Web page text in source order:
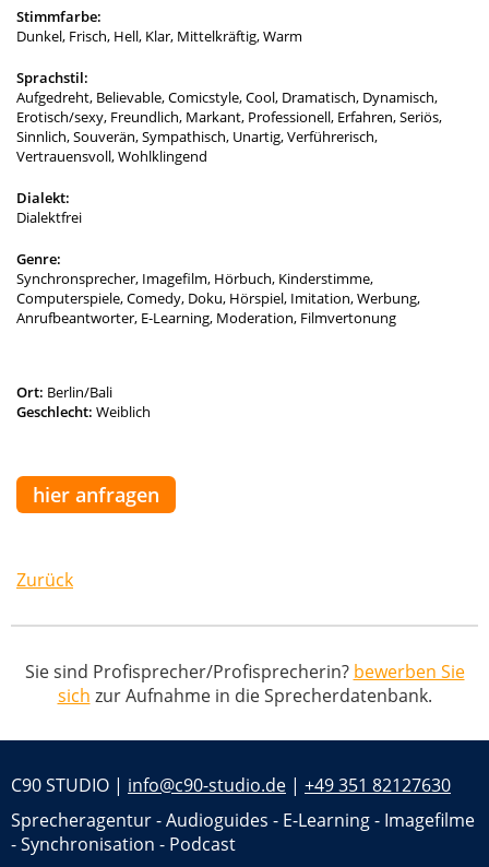
Ort: Berlin/Bali
Geschlecht: Weiblich
hier anfragen
Zurück
Stimmfarbe:
Dunkel, Frisch, Hell, Klar, Mittelkräftig, Warm
Sprachstil:
Aufgedreht, Believable, Comicstyle, Cool, Dramatisch, Dynamisch,
Erotisch/sexy, Freundlich, Markant, Professionell, Erfahren, Seriös,
Sinnlich, Souverän, Sympathisch, Unartig, Verführerisch,
Vertrauensvoll, Wohlklingend
Dialekt:
Dialektfrei
Genre:
Synchronsprecher, Imagefilm, Hörbuch, Kinderstimme,
Computerspiele, Comedy, Doku, Hörspiel, Imitation, Werbung,
Anrufbeantworter, E-Learning, Moderation, Filmvertonung
Sie sind Profisprecher/Profisprecherin? bewerben Sie
sich zur Aufnahme in die Sprecherdatenbank.
C90 STUDIO | info@c90-studio.de | +49 351 82127630
Sprecheragentur - Audioguides - E-Learning - Imagefilme
- Synchronisation - Podcast